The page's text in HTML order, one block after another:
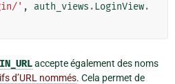
' , auth_views . LoginView.
accepte également des noms
d’URL nommés. Cela permet de